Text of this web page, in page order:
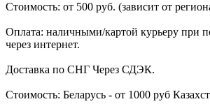
Стоимость: от 500 руб. (зависит от
Оплата: наличными/картой курьеру при
через интернет.
Доставка по СНГ Через СДЭК.
Стоимость: Беларусь - от 1000 руб